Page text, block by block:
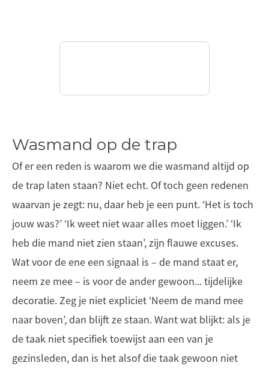
Wasmand op de trap
Of er een reden is waarom we die wasmand altijd op
de trap laten staan? Niet echt. Of toch geen redenen
waarvan je zegt: nu, daar heb je een punt. ‘Het is toch
jouw was?’ ‘Ik weet niet waar alles moet liggen.’ ‘Ik
heb die mand niet zien staan’, zijn flauwe excuses.
Wat voor de ene een signaal is – de mand staat er,
neem ze mee – is voor de ander gewoon... tijdelijke
decoratie. Zeg je niet expliciet ‘Neem de mand mee
naar boven’, dan blijft ze staan. Want wat blijkt: als je
de taak niet specifiek toewijst aan een van je
gezinsleden, dan is het alsof die taak gewoon niet